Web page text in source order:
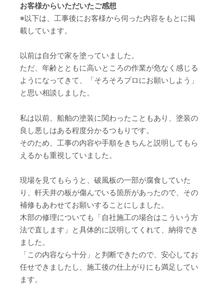
お客様からいただいたご感想
※以下は、工事後にお客様から伺った内容をもとに掲
載しています。
以前は自分で家を塗っていました。
ただ、年齢とともに高いところの作業が危なく感じる
ようになってきて、「そろそろプロにお願いしよう」
と思い相談しました。
私は以前、船舶の塗装に関わったこともあり、塗装の
良し悪しはある程度分かるつもりです。
そのため、工事の内容や手順をきちんと説明してもら
えるかも重視していました。
現場を見てもらうと、破風板の一部が腐食していた
り、軒天井の板が傷んでいる箇所があったので、その
補修もあわせてお願いすることにしました。
木部の修理についても「自社施工の場合はこういう方
法で直します」と具体的に説明してくれて、納得でき
ました。
「この内容なら十分」と判断できたので、安心してお
任せできましたし、施工後の仕上がりにも満足してい
ます。